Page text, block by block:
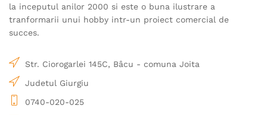
la inceputul anilor 2000 si este o buna ilustrare a
tranformarii unui hobby intr-un proiect comercial de
succes.
Str. Ciorogarlei 145C, Bâcu - comuna Joita
Judetul Giurgiu
0740-020-025